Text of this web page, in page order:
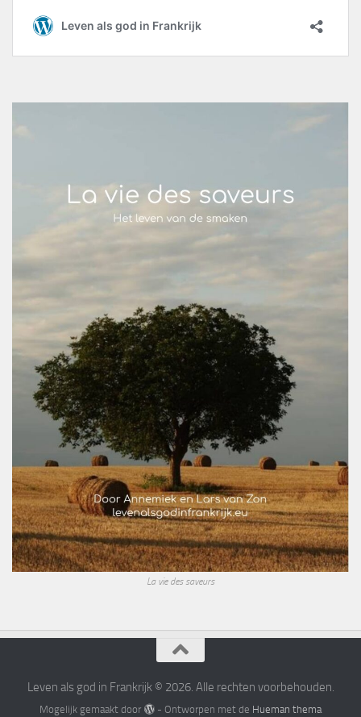
La vie des saveurs
Leven als god in Frankrijk © 2026. Alle rechten voorbehouden.
Mogelijk gemaakt door - Ontworpen met de Hueman thema